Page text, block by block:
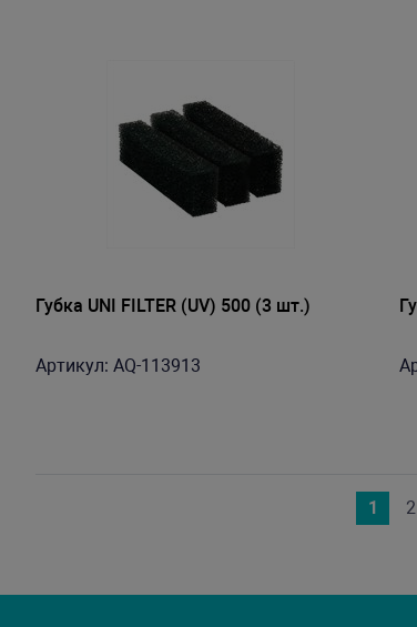
Губка UNI FILTER (UV) 500 (3 шт.)
Артикул: AQ-113913
1 2